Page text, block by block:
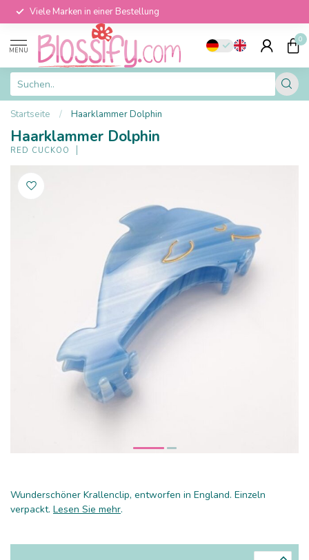
Viele Marken in einer Bestellung
MENU
0
Startseite / Haarklammer Dolphin
Haarklammer Dolphin
RED CUCKOO
Wunderschöner Krallenclip, entworfen in England. Einzeln
verpackt. Lesen Sie mehr.